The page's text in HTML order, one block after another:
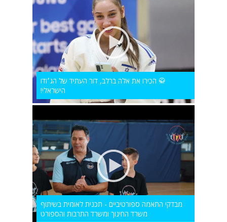
🥋 הכירו את אלה ברלב, דור העתיד של הג׳ודו
הישראלי!
מבדקי התאמה ספורטיביים - תכנית לאומית בשיתוף
משרד החינוך ומשרד התרבות והספורט